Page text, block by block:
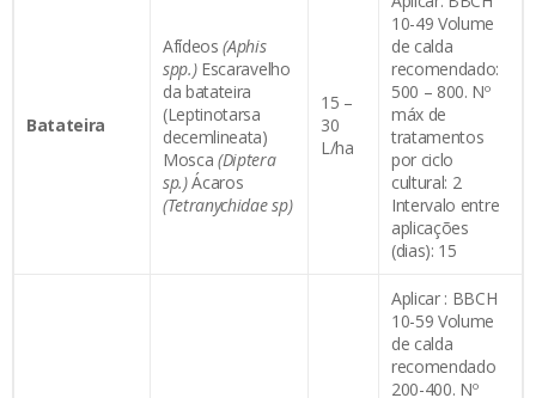
Batateira
Afídeos(Aphis
spp.)Escaravelho
da batateira
(Leptinotarsa
decemlineata)
Mosca(Diptera
sp.)Ácaros
(Tetranychidae sp)
15 –
30
L/ha
10-49 Volume
de calda
recomendado:
500 – 800. Nº
máx de
tratamentos
por ciclo
cultural: 2
Intervalo entre
aplicações
(dias): 15
Aplicar : BBCH
10-59 Volume
de calda
recomendado
200-400. Nº